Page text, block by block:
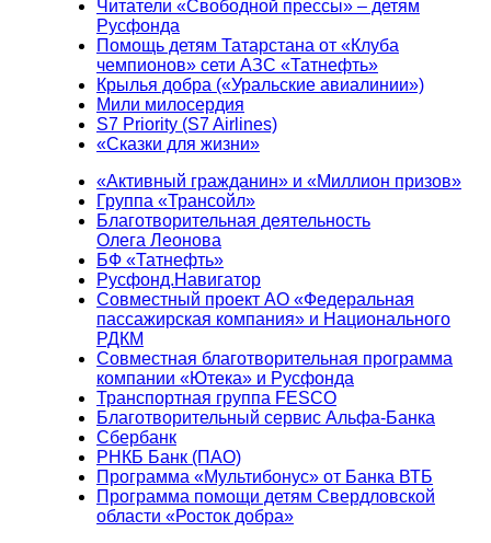
Читатели «Свободной прессы» – детям
Русфонда
Помощь детям Татарстана от «Клуба
чемпионов» сети АЗС «Татнефть»
Крылья добра («Уральские авиалинии»)
Мили милосердия
S7 Priority (S7 Airlines)
«Сказки для жизни»
«Активный гражданин» и «Миллион призов»
Группа «Трансойл»
Благотворительная деятельность
Олега Леонова
БФ «Татнефть»
Русфонд.Навигатор
Совместный проект АО «Федеральная
пассажирская компания» и Национального
РДКМ
Совместная благотворительная программа
компании «Ютека» и Русфонда
Транспортная группа FESCO
Благотворительный сервис Альфа-Банка
Сбербанк
РНКБ Банк (ПАО)
Программа «Мультибонус» от Банка ВТБ
Программа помощи детям Свердловской
области «Росток добра»